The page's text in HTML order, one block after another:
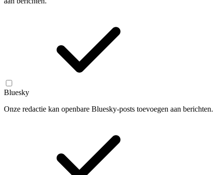
Bluesky
Onze redactie kan openbare Bluesky-posts toevoegen aan berichten.